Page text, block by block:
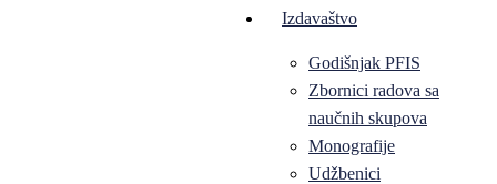
Izdavaštvo
Godišnjak PFIS
Zbornici radova sa
naučnih skupova
Monografije
Udžbenici